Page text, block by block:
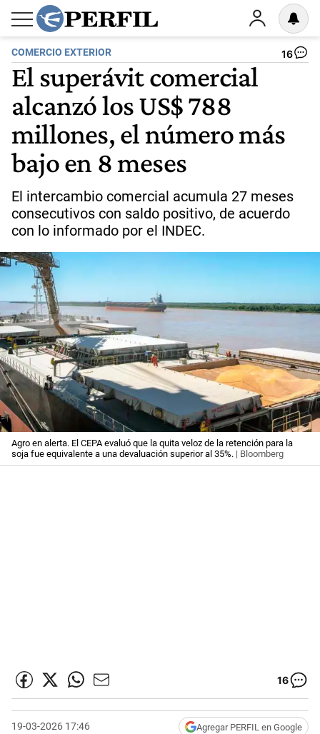
COMERCIO EXTERIOR 16
El superávit comercial
alcanzó los US$ 788
millones, el número más
bajo en 8 meses
El intercambio comercial acumula 27 meses
consecutivos con saldo positivo, de acuerdo
con lo informado por el INDEC.
Agro en alerta. El CEPA evaluó que la quita veloz de la retención para la
soja fue equivalente a una devaluación superior al 35%. | Bloomberg
16
19-03-2026 17:46 Agregar PERFIL en Google